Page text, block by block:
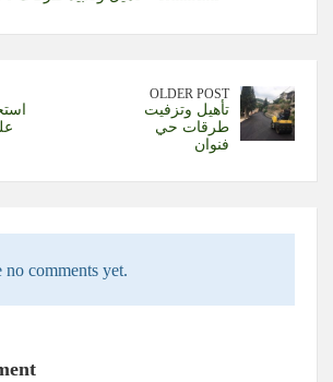
OLDER POST
تأهيل وتزفيت
طرقات حي
فنوان
no comments yet.